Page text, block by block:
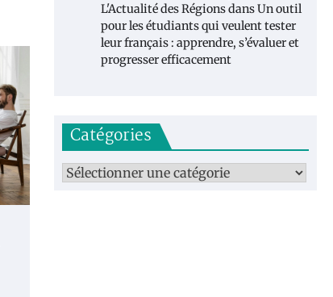
L'Actualité des RégionsdansUn outil
pour les étudiants qui veulent tester
leur français : apprendre, s’évaluer et
progresser efficacement
Catégories
Catégories